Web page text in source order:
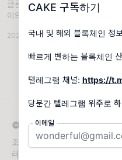
CAKE 구독하기
국내 및 해외 블록체인 정
빠르게 변하는 블록체인
텔레그램 채널: https://
이메일
클론엑스와 비슷한 컨셉의 PFP
이의 NFT 프로젝트를 가져와봤어
세요, 구독자님. 오랜만에 뵙네요
드스타 가수인 싸이(Psy)씨의
인 soPSYety와 제 2의 클론엑스
는 NFT 프로젝트를
2022.10.18 블록체인 뉴스 우체국 ·
© 2026 CAKE
조각조각 흩어져 있는 국내와 해
려요. 텔레그램 채널: https://